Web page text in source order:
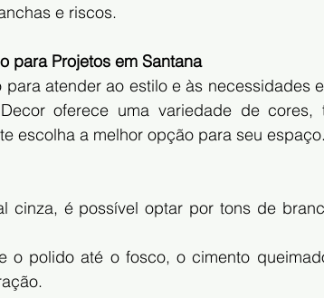
e riscos.
para Projetos em Santana
atender ao estilo e às necessidades
oferece uma variedade de cores,
escolha a melhor opção para seu espaço.
cinza, é possível optar por tons de
o polido até o fosco, o cimento